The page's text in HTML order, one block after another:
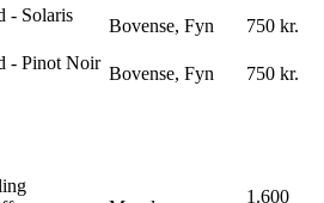
- Solaris
Bovense, Fyn 750 kr.
- Pinot Noir
Bovense, Fyn 750 kr.
1.600